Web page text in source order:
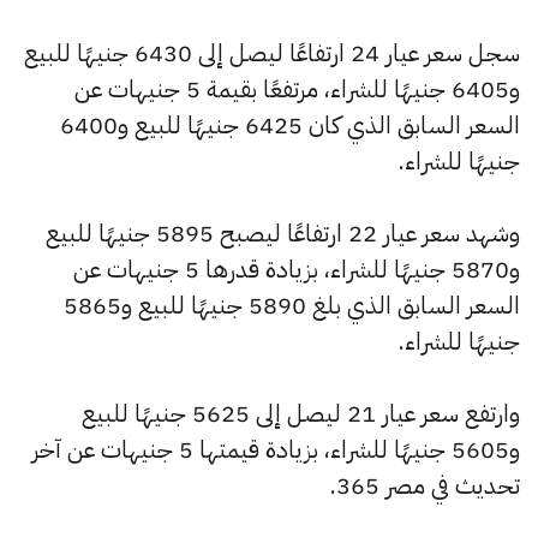
سجل سعر عيار 24 ارتفاعًا ليصل إلى 6430 جنيهًا للبيع
و6405 جنيهًا للشراء، مرتفعًا بقيمة 5 جنيهات عن
السعر السابق الذي كان 6425 جنيهًا للبيع و6400
جنيهًا للشراء.
وشهد سعر عيار 22 ارتفاعًا ليصبح 5895 جنيهًا للبيع
و5870 جنيهًا للشراء، بزيادة قدرها 5 جنيهات عن
السعر السابق الذي بلغ 5890 جنيهًا للبيع و5865
جنيهًا للشراء.
وارتفع سعر عيار 21 ليصل إلى 5625 جنيهًا للبيع
و5605 جنيهًا للشراء، بزيادة قيمتها 5 جنيهات عن آخر
تحديث في مصر 365.